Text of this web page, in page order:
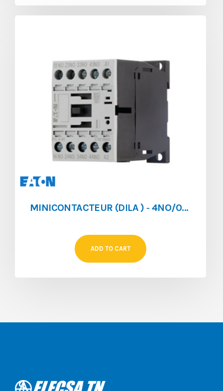
MINICONTACTEUR (DILA ) ‐ 4NO/0NF ‐ 4A ‐ 024V/DC
ADD TO CART